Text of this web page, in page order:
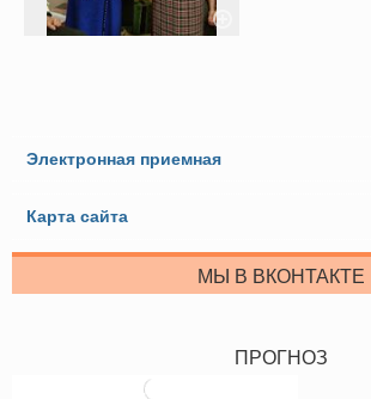
Электронная приемная
Карта сайта
МЫ В ВКОНТАКТЕ
ПРОГНОЗ